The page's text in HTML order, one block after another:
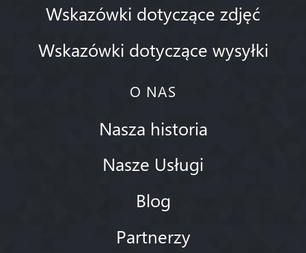
Wskazówki dotyczące zdjęć
Wskazówki dotyczące wysyłki
O NAS
Nasza historia
Nasze Usługi
Blog
Partnerzy